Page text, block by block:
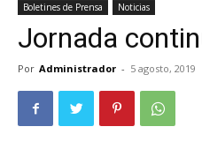
Boletines de Prensa Noticias
Jornada
Por Administrador - 5 agosto, 2019